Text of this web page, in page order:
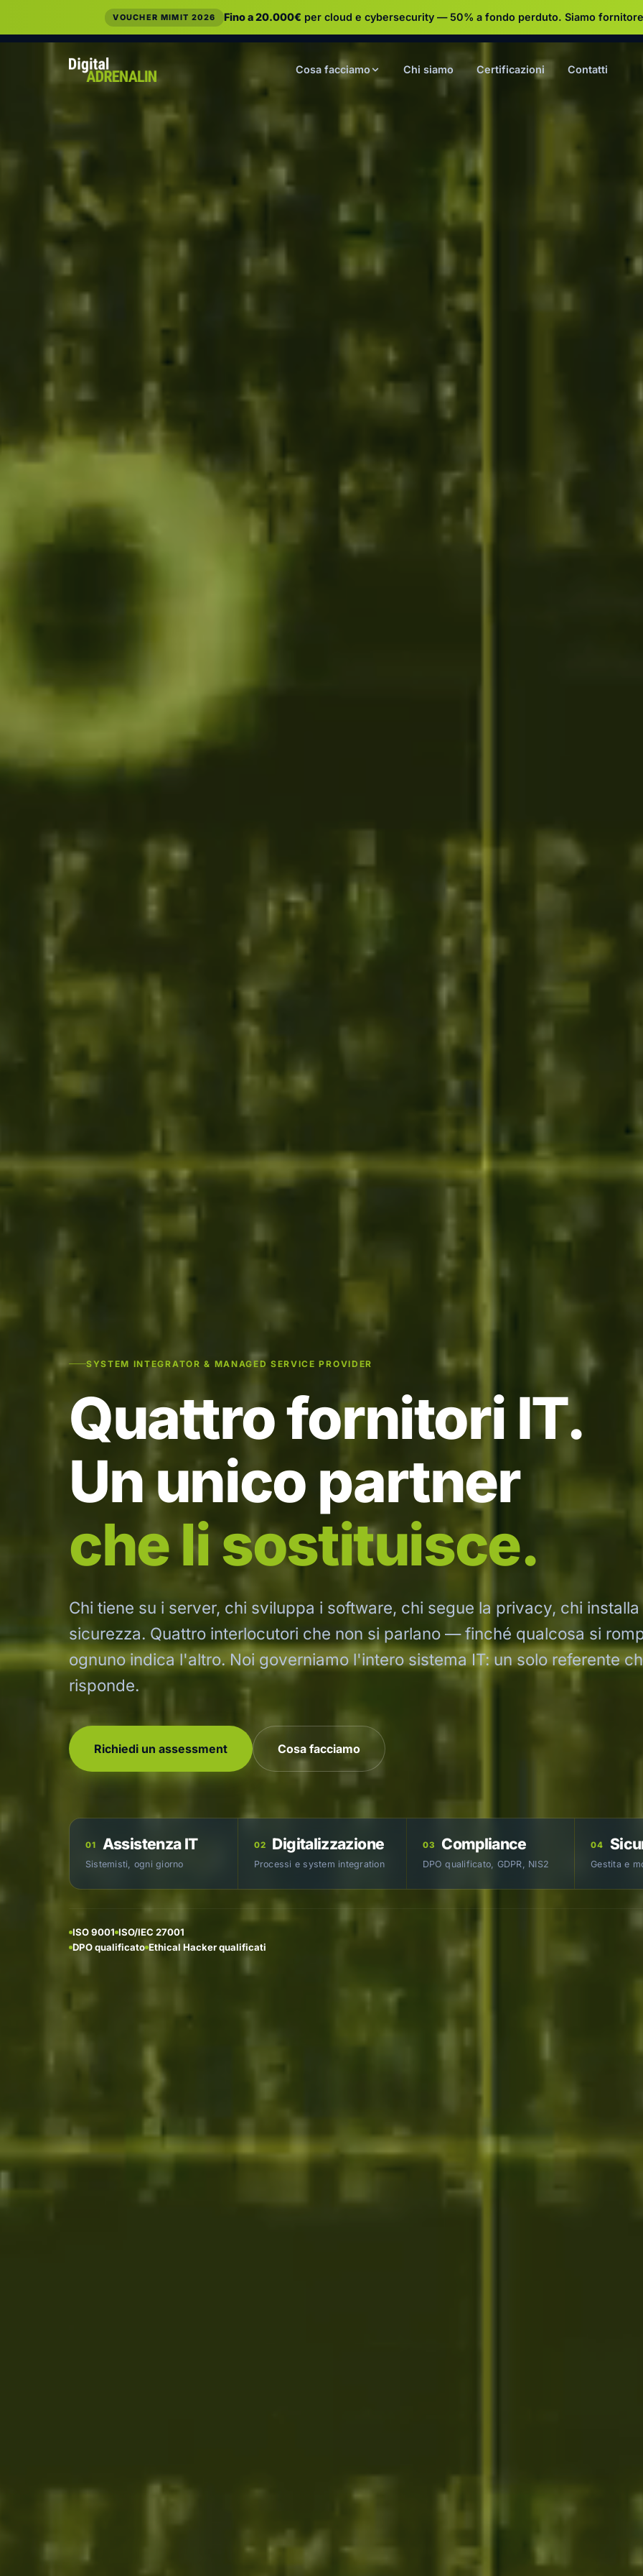
VOUCHER MIMIT 2026 Fino a 20.000€ per cloud e cybersecurity — 50% a fondo perduto. Siamo
Cosa facciamo Chi siamo Certificazioni Contatti
SYSTEM INTEGRATOR & MANAGED SERVICE PROVIDER
Quattro fornitori IT.
Un unico partner
che li sostituisce.
Chi tiene su i server, chi sviluppa i software, chi segue la privacy, chi installa
sicurezza. Quattro interlocutori che non si parlano — finché qualcosa si
ognuno indica l'altro. Noi governiamo l'intero sistema IT: un solo referente
risponde.
Richiedi un assessment Cosa facciamo
01 Assistenza IT
Sistemisti, ogni giorno
02 Digitalizzazione
Processi e system integration
03 Compliance
DPO qualificato, GDPR, NIS2
04
Gestita e
ISO 9001 ISO/IEC 27001
DPO qualificato Ethical Hacker qualificati